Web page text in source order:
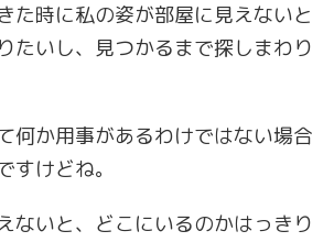
た時に私の姿が部屋に見えないと
たいし、見つかるまで探しまわり
何か用事があるわけではない場合
すけどね。
ないと、どこにいるのかはっきり